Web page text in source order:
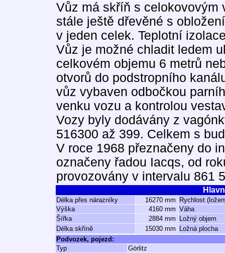
Vůz má skříň s celokovovým
stále ještě dřevěné s
v jeden celek. Teplotní
Vůz je možné chladit ledem
celkovém objemu 6 metrů
otvorů do podstropního
vůz vybaven odbočkou
venku vozu a kontrolou
Vozy byly dodávány z
516300 až 399. Celkem s
V roce 1968 přeznačeny do
označeny řadou Iacqs, od
provozovány v intervalu 861
Délka přes nárazníky 16270 mm
Rychlost
Výška
4160 mm Váha
Šířka
2884 mm
Ložný objem
Délka skříně
15030 mm
Ložná plocha
Podvozek, pojezd:
Typ
Görlitz